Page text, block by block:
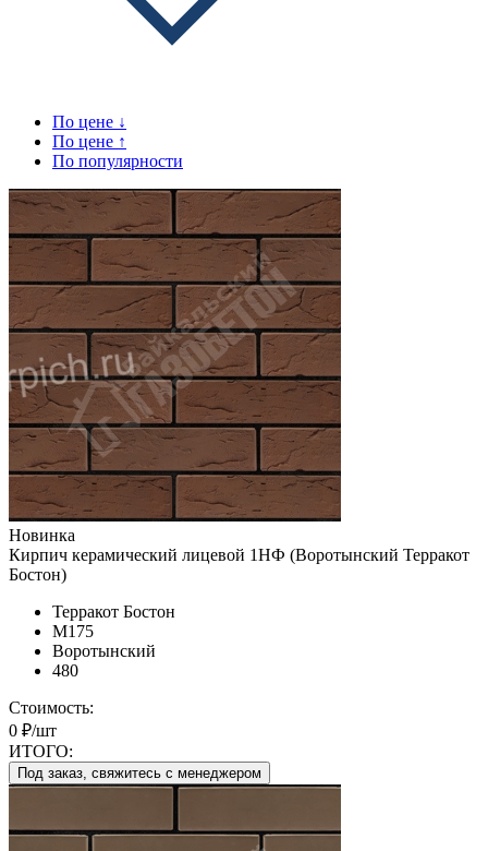
По цене ↓
По цене ↑
По популярности
Новинка
Кирпич керамический лицевой 1НФ (Воротынский Терракот
Бостон)
Терракот Бостон
М175
Воротынский
480
Стоимость:
0 ₽/шт
ИТОГО:
Под заказ, свяжитесь с менеджером